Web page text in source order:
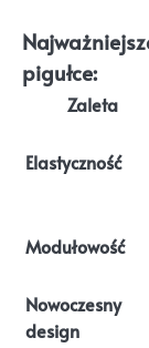
pigułce:
Zaleta
Elastyczność
Modułowość
Nowoczesny
design